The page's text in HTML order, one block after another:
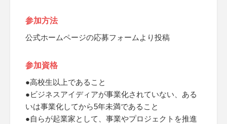
参加方法
公式ホームページの応募フォームより投稿
参加資格
●高校生以上であること
●ビジネスアイディアが事業化されていない、ある
いは事業化してから5年未満であること
●自らが起業家として、事業やプロジェクトを推進